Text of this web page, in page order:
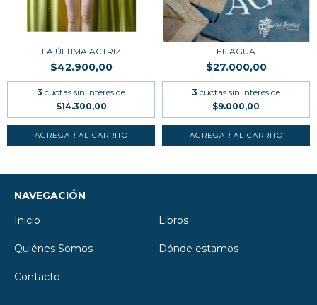
LA ÚLTIMA ACTRIZ
$42.900,00
3 cuotas sin interés de
$14.300,00
EL AGUA
$27.000,00
3 cuotas sin interés de
$9.000,00
NAVEGACIÓN
Inicio
Libros
Quiénes Somos Dónde estamos
Contacto